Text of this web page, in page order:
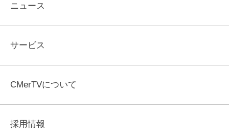
ニュース
サービス
CMerTVについて
採用情報